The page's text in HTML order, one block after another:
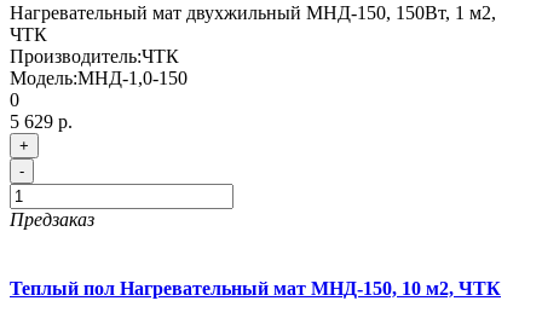
Нагревательный мат двухжильный МНД-150, 150Вт, 1 м2,
ЧТК
Производитель:ЧТК
Модель:МНД-1,0-150
0
5 629 р.
+
-
Предзаказ
Теплый пол Нагревательный мат МНД-150, 10 м2, ЧТК